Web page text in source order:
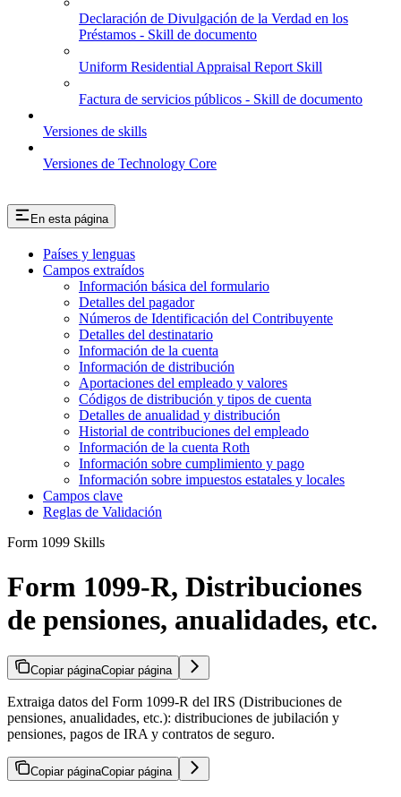
Declaración de Divulgación de la Verdad en los
Préstamos - Skill de documento
Uniform Residential Appraisal Report Skill
Factura de servicios públicos - Skill de documento
Versiones de skills
Versiones de Technology Core
En esta página
Países y lenguas
Campos extraídos
Información básica del formulario
Detalles del pagador
Números de Identificación del Contribuyente
Detalles del destinatario
Información de la cuenta
Información de distribución
Aportaciones del empleado y valores
Códigos de distribución y tipos de cuenta
Detalles de anualidad y distribución
Historial de contribuciones del empleado
Información de la cuenta Roth
Información sobre cumplimiento y pago
Información sobre impuestos estatales y locales
Campos clave
Reglas de Validación
Form 1099 Skills
Form 1099-R, Distribuciones
de pensiones, anualidades, etc.
Copiar páginaCopiar página
Extraiga datos del Form 1099-R del IRS (Distribuciones de
pensiones, anualidades, etc.): distribuciones de jubilación y
pensiones, pagos de IRA y contratos de seguro.
Copiar páginaCopiar página